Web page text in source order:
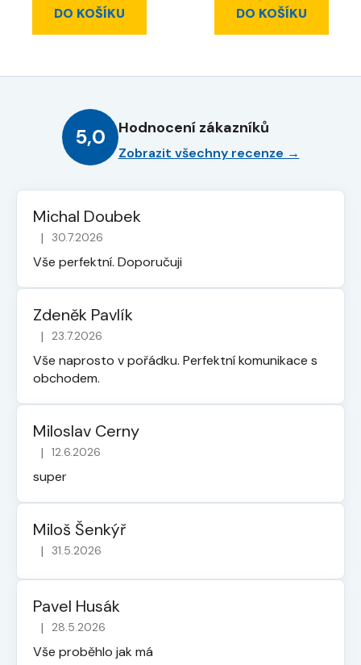
DO KOŠÍKU DO KOŠÍKU
5,0 Hodnocení zákazníků
Zobrazit všechny recenze →
Michal Doubek
Hodnocení obchodu je 5 z 5 hvězdiček.
| 30.7.2026
Vše perfektní. Doporučuji
Zdeněk Pavlík
Hodnocení obchodu je 5 z 5 hvězdiček.
| 23.7.2026
Vše naprosto v pořádku. Perfektní komunikace s
obchodem.
Miloslav Cerny
Hodnocení obchodu je 5 z 5 hvězdiček.
| 12.6.2026
super
Miloš Šenkýř
Hodnocení obchodu je 5 z 5 hvězdiček.
| 31.5.2026
Pavel Husák
Hodnocení obchodu je 5 z 5 hvězdiček.
| 28.5.2026
Vše proběhlo jak má